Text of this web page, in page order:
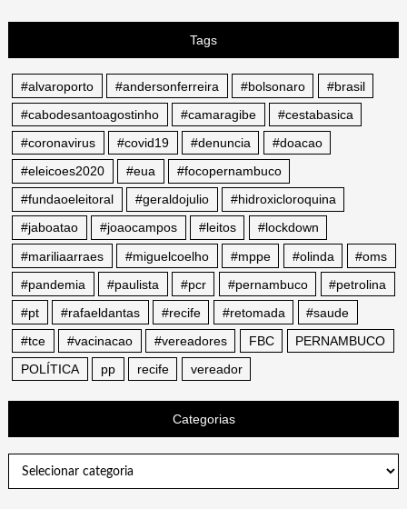
Tags
#alvaroporto #andersonferreira #bolsonaro
#brasil
#cabodesantoagostinho
#camaragibe
#cestabasica
#coronavirus
#covid19 #denuncia
#doacao
#eleicoes2020
#eua
#focopernambuco
#fundaoeleitoral
#geraldojulio
#hidroxicloroquina
#jaboatao
#joaocampos #leitos
#lockdown
#mariliaarraes
#miguelcoelho #mppe #olinda
#oms
#pandemia
#paulista #pcr #pernambuco
#petrolina
#pt
#rafaeldantas #recife #retomada
#saude
#tce
#vacinacao #vereadores FBC
PERNAMBUCO
POLÍTICA
pp recife vereador
Categorias